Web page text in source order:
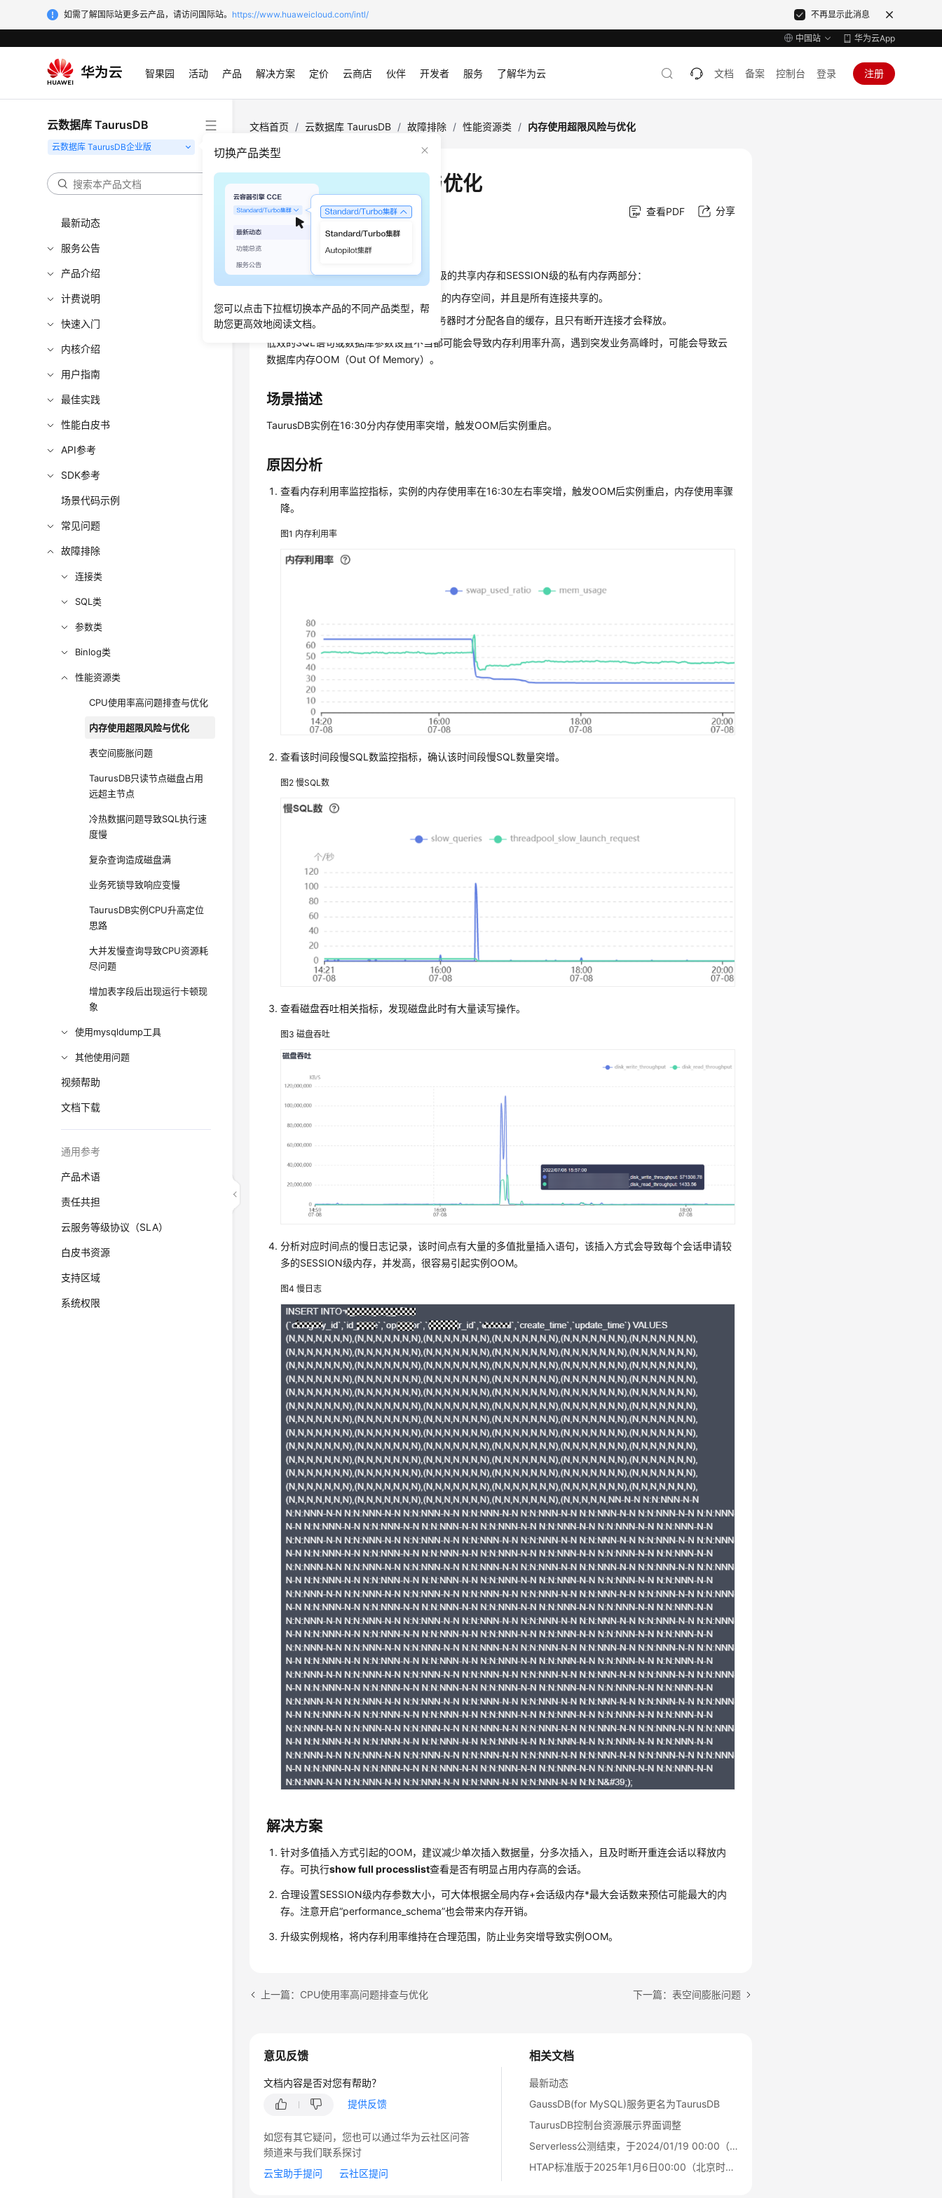
如需了解国际站更多云产品，请访问国际站。 https://www.huaweicloud.com/intl/ 不再显示此消息
中国站 华为云App
智果园 活动 产品 解决方案 定价 云商店 伙伴 开发者 服务 了解华为云 文档 备案 控制台 登录 注册
云数据库 TaurusDB
切换产品类型
您可以点击下拉框切换本产品的不同产品类型，帮
助您更高效地阅读文档。
最新动态
服务公告
产品介绍
计费说明
快速入门
内核介绍
用户指南
最佳实践
性能白皮书
API参考
SDK参考
场景代码示例
常见问题
故障排除
连接类
SQL类
参数类
Binlog类
性能资源类
CPU使用率高问题排查与优化
内存使用超限风险与优化
表空间膨胀问题
TaurusDB只读节点磁盘占用
远超主节点
冷热数据问题导致SQL执行速
度慢
复杂查询造成磁盘满
业务死锁导致响应变慢
TaurusDB实例CPU升高定位
思路
大并发慢查询导致CPU资源耗
尽问题
增加表字段后出现运行卡顿现
象
使用mysqldump工具
其他使用问题
视频帮助
文档下载
通用参考
产品术语
责任共担
云服务等级协议（SLA）
白皮书资源
支持区域
系统权限
文档首页 / 云数据库 TaurusDB / 故障排除 / 性能资源类 / 内存使用超限风险与优化
内存使用超限风险与优化
更新时间： 2024-12-16 GMT+08:00 查看PDF 分享
TaurusDB内存说明
TaurusDB的内存大体可以分为GLOBAL级的共享内存和SESSION级的私有内存两部分：
共享内存是实例创建时根据参数值分配的内存空间，并且是所有连接共享的。
私有内存用于每个连接到
服务器时才分配各自的缓存，且只有断开连接才会释放。
低效的SQL语句或数据库参数设置不当都可能会导致内存利用率升高，遇到突发业务高峰时，可能会导致云
数据库内存OOM（Out Of Memory）。
场景描述
TaurusDB实例在16:30分内存使用率突增，触发OOM后实例重启。
原因分析
查看内存利用率监控指标，实例的内存使用率在16:30左右率突增，触发OOM后实例重启，内存使用率骤
降。
图1 内存利用率
查看该时间段慢SQL数监控指标，确认该时间段慢SQL数量突增。
图2慢SQL数
查看磁盘吞吐相关指标，发现磁盘此时有大量读写操作。
图3磁盘吞吐
分析对应时间点的慢日志记录，该时间点有大量的多值批量插入语句，该插入方式会导致每个会话申请较
多的SESSION级内存，并发高，很容易引起实例OOM。
图4慢日志
解决方案
针对多值插入方式引起的OOM，建议减少单次插入数据量，分多次插入，且及时断开重连会话以释放内
存。可执行show full processlist查看是否有明显占用内存高的会话。
合理设置SESSION级内存参数大小，可大体根据全局内存+会话级内存*最大会话数来预估可能最大的内
存。注意开启“performance_schema”也会带来内存开销。
升级实例规格，将内存利用率维持在合理范围，防止业务突增导致实例OOM。
上一篇：CPU使用率高问题排查与优化 下一篇：表空间膨胀问题
相关文档
最新动态
GaussDB(for MySQL)服务更名为TaurusDB
TaurusDB控制台资源展示界面调整
Serverless公测结束，于2024/01/19 00:00（北京时间）转商用
HTAP标准版于2025年1月6日00:00（北京时间）转商用
意见反馈
文档内容是否对您有帮助？
提供反馈
如您有其它疑问，您也可以通过华为云社区问答
频道来与我们联系探讨
云宝助手提问
云社区提问